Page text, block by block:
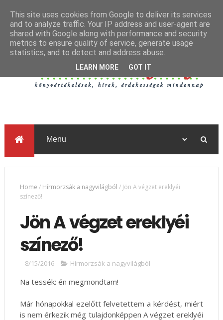
Home / Hírmorzsák a nagyvilágból / Jön A végzet ereklyéi
színező!
Jön A végzet ereklyéi
színező!
8/15/2016 Hírmorzsák a nagyvilágból
Na tessék: én megmondtam!
Már hónapokkal ezelőtt felvetettem a kérdést, miért
is nem érkezik még tulajdonképpen A végzet ereklyéi
This site uses cookies from Google to deliver its services
and to analyze traffic. Your IP address and user-agent are
shared with Google along with performance and security
metrics to ensure quality of service, generate usage
statistics, and to detect and address abuse.
LEARN MORE GOT IT